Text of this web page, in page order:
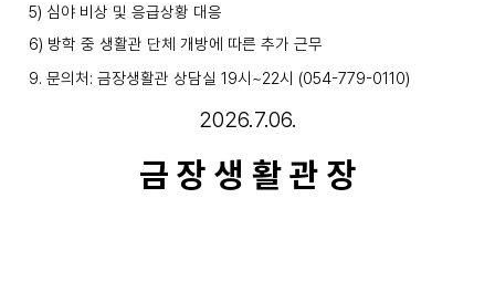
5) 심야 비상 및 응급상황 대응
6) 방학 중 생활관 단체 개방에 따른 추가 근무
9. 문의처: 금장생활관 상담실 19시~22시 (054-779-0110)
2026.7.06.
금 장 생 활 관 장